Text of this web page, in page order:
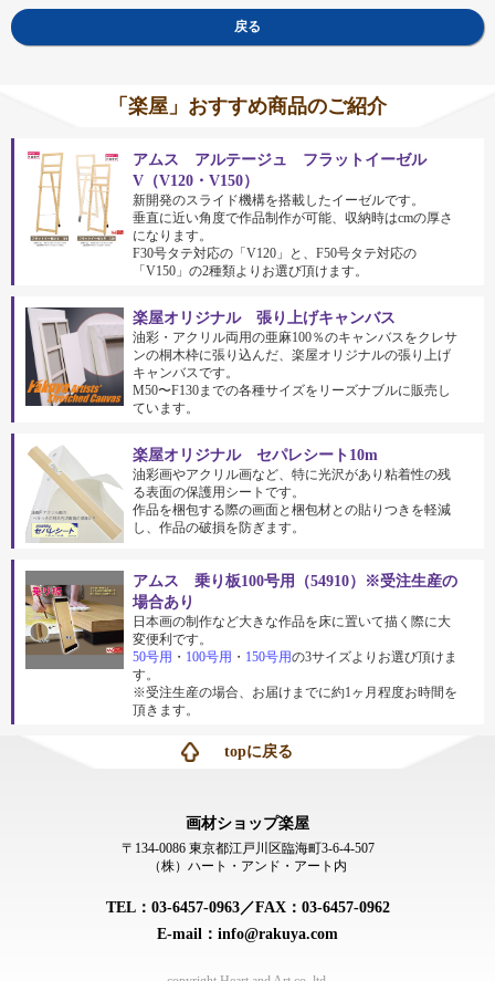
戻る
「楽屋」おすすめ商品のご紹介
アムス アルテージュ フラットイーゼル
V（V120・V150）
新開発のスライド機構を搭載したイーゼルです。
垂直に近い角度で作品制作が可能、収納時はcmの厚さ
になります。
F30号タテ対応の「V120」と、F50号タテ対応の
「V150」の2種類よりお選び頂けます。
楽屋オリジナル 張り上げキャンバス
油彩・アクリル両用の亜麻100％のキャンバスをクレサ
ンの桐木枠に張り込んだ、楽屋オリジナルの張り上げ
キャンバスです。
M50〜F130までの各種サイズをリーズナブルに販売し
ています。
楽屋オリジナル セパレシート10m
油彩画やアクリル画など、特に光沢があり粘着性の残
る表面の保護用シートです。
作品を梱包する際の画面と梱包材との貼りつきを軽減
し、作品の破損を防ぎます。
アムス 乗り板100号用（54910）※受注生産の
場合あり
日本画の制作など大きな作品を床に置いて描く際に大
変便利です。
50号用 ・ 100号用 ・ 150号用の3サイズよりお選び頂けま
す。
※受注生産の場合、お届けまでに約1ヶ月程度お時間を
頂きます。
topに戻る
画材ショップ楽屋
〒134-0086 東京都江戸川区臨海町3-6-4-507
（株）ハート・アンド・アート内
TEL：03-6457-0963／FAX：03-6457-0962
E-mail：info@rakuya.com